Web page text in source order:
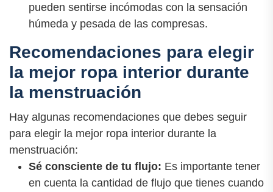
pueden sentirse incómodas con la sensación
húmeda y pesada de las compresas.
Recomendaciones para elegir
la mejor ropa interior durante
la menstruación
Hay algunas recomendaciones que debes seguir
para elegir la mejor ropa interior durante la
menstruación:
Sé consciente de tu flujo: Es importante tener
en cuenta la cantidad de flujo que tienes cuando